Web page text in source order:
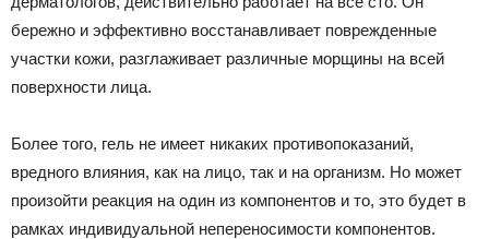
бережно и эффективно восстанавливает поврежденные
участки кожи, разглаживает различные морщины на всей
поверхности лица.
Более того, гель не имеет никаких противопоказаний,
вредного влияния, как на лицо, так и на организм. Но может
произойти реакция на один из компонентов и то, это будет в
рамках индивидуальной непереносимости компонентов.